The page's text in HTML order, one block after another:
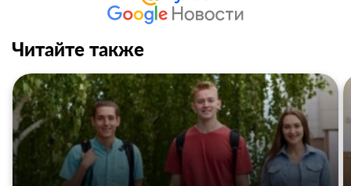
Читайте также